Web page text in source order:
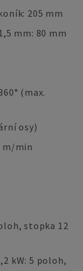
205 mm
mm: 80 mm
(max.
osy)
m/min
stopka 12
kW: 5 poloh,